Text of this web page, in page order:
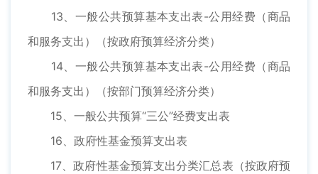
13、一般公共预算基本支出表-公用经费（商品
和服务支出）（按政府预算经济分类）
14、一般公共预算基本支出表-公用经费（商品
和服务支出）（按部门预算经济分类）
15、一般公共预算“三公”经费支出表
16、政府性基金预算支出表
17、政府性基金预算支出分类汇总表（按政府预